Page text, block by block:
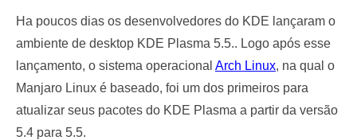
Ha poucos dias os desenvolvedores do KDE lançaram o
ambiente de desktop KDE Plasma 5.5.. Logo após esse
lançamento, o sistema operacional Arch Linux, na qual o
Manjaro Linux é baseado, foi um dos primeiros para
atualizar seus pacotes do KDE Plasma a partir da versão
5.4 para 5.5.